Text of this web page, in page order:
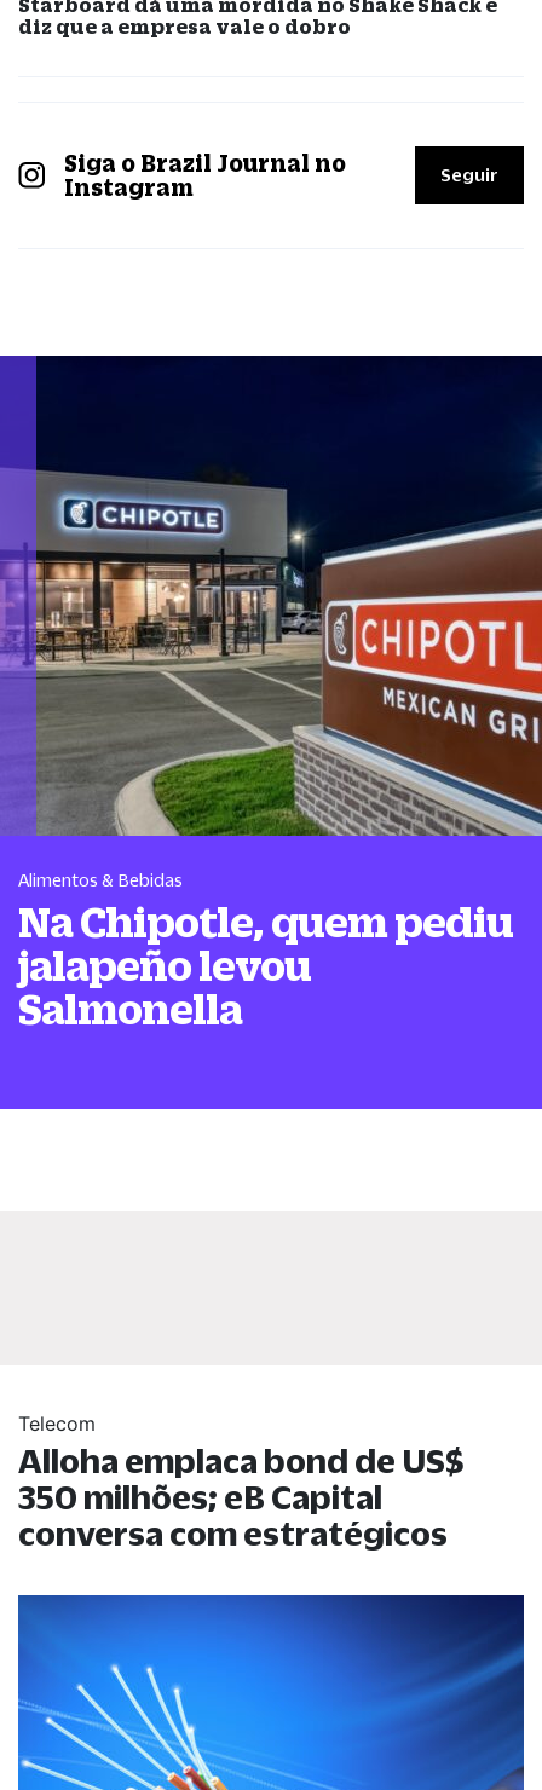
diz que a empresa vale o dobro
Siga o Brazil Journal no
Instagram
Seguir
Alimentos & Bebidas
Na Chipotle, quem pediu
jalapeño levou
Salmonella
Telecom
Alloha emplaca bond de US$
350 milhões; eB Capital
conversa com estratégicos